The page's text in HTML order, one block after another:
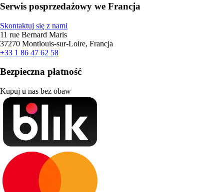
Serwis posprzedażowy we Francja
Skontaktuj się z nami
11 rue Bernard Maris
37270 Montlouis-sur-Loire, Francja
+33 1 86 47 62 58
Bezpieczna płatność
Kupuj u nas bez obaw